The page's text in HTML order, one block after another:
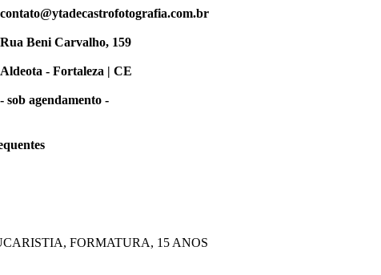
contato@ytadecastrofotografia.com.br
Rua Beni Carvalho, 159
Aldeota - Fortaleza | CE
- sob agendamento -
FORMATURA, 15 ANOS